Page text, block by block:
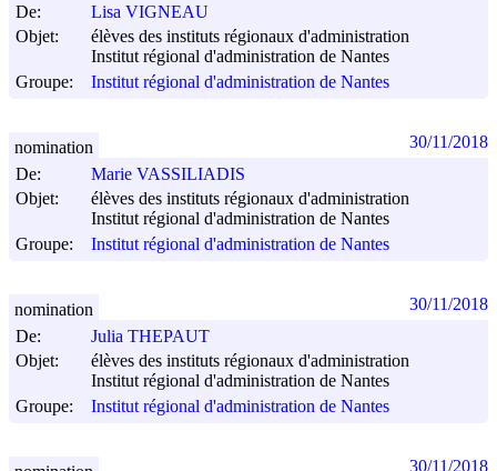
De:
Lisa VIGNEAU
Objet:
élèves des instituts régionaux d'administration
Institut régional d'administration de Nantes
Groupe:
Institut régional d'administration de Nantes
De:
Marie VASSILIADIS
Objet:
élèves des instituts régionaux d'administration
Institut régional d'administration de Nantes
Groupe:
Institut régional d'administration de Nantes
nomination 30/11/2018
De:
Julia THEPAUT
Objet:
élèves des instituts régionaux d'administration
Institut régional d'administration de Nantes
Groupe:
Institut régional d'administration de Nantes
nomination 30/11/2018
30/11/2018